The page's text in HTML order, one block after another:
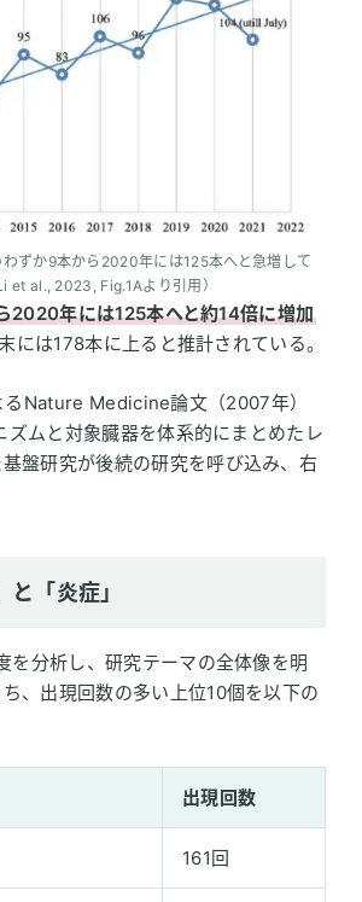
ずか9本から2020年には125本へと急増して
et al., 2023, Fig.1Aより引用）
2020年には125本へと約14倍に増加
は178本に上ると推計されている。
Nature Medicine論文（2007年）
ムと対象臓器を体系的にまとめたレ
盤研究が後続の研究を呼び込み、右
「炎症」
を分析し、研究テーマの全体像を明
、出現回数の多い上位10個を以下の
出現回数
161回